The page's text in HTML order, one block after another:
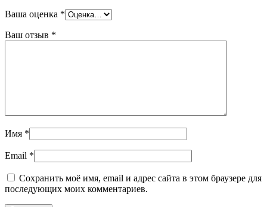
Ваша оценка *
Ваш отзыв *
Имя *
Email *
Сохранить моё имя, email и адрес сайта в этом браузере для
последующих моих комментариев.